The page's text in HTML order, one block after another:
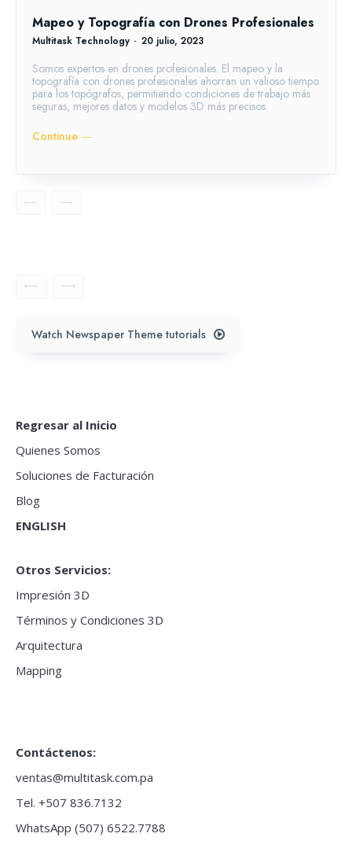
Mapeo y Topografía con Drones Profesionales
Multitask Technology - 20 julio, 2023
Somos expertos en drones profesionales. El mapeo y la
topografía con drones profesionales ahorran un valioso tiempo
para los topógrafos, permitiendo condiciones de trabajo más
seguras, mejores datos y modelos 3D más precisos.
Continue ―
Watch Newspaper Theme tutorials
Regresar al Inicio
Quienes Somos
Soluciones de Facturación
Blog
ENGLISH
Otros Servicios:
Impresión 3D
Términos y Condiciones 3D
Arquitectura
Mapping
Contáctenos:
ventas@multitask.com.pa
Tel. +507 836.7132
WhatsApp (507) 6522.7788